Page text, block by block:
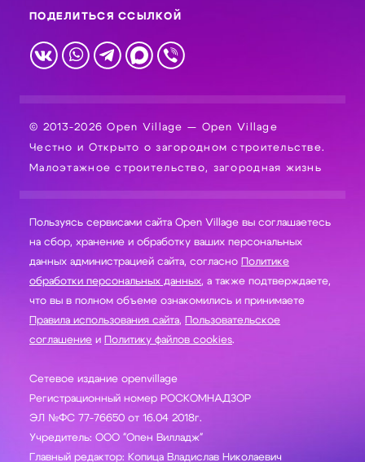
ПОДЕЛИТЬСЯ ССЫЛКОЙ
© 2013-2026 Open Village — Open Village
Честно и Открыто о загородном строительстве.
Малоэтажное строительство, загородная жизнь
Пользуясь сервисами сайта Open Village вы соглашаетесь
на сбор, хранение и обработку ваших персональных
данных администрацией сайта, согласно Политике
обработки персональных данных, а также подтверждаете,
что вы в полном объеме ознакомились и принимаете
Правила использования сайта, Пользовательское
соглашение и Политику файлов cookies.
Сетевое издание openvillage
Регистрационный номер РОСКОМНАДЗОР
ЭЛ №ФС 77-76650 от 16.04 2018г.
Учредитель: ООО "Опен Вилладж"
Главный редактор: Копица Владислав Николаевич